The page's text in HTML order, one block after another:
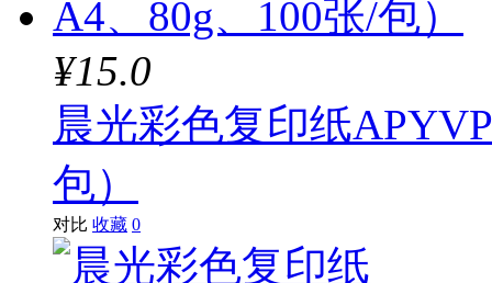
¥15.0
晨光彩色复印纸
包）
对比 收藏 0